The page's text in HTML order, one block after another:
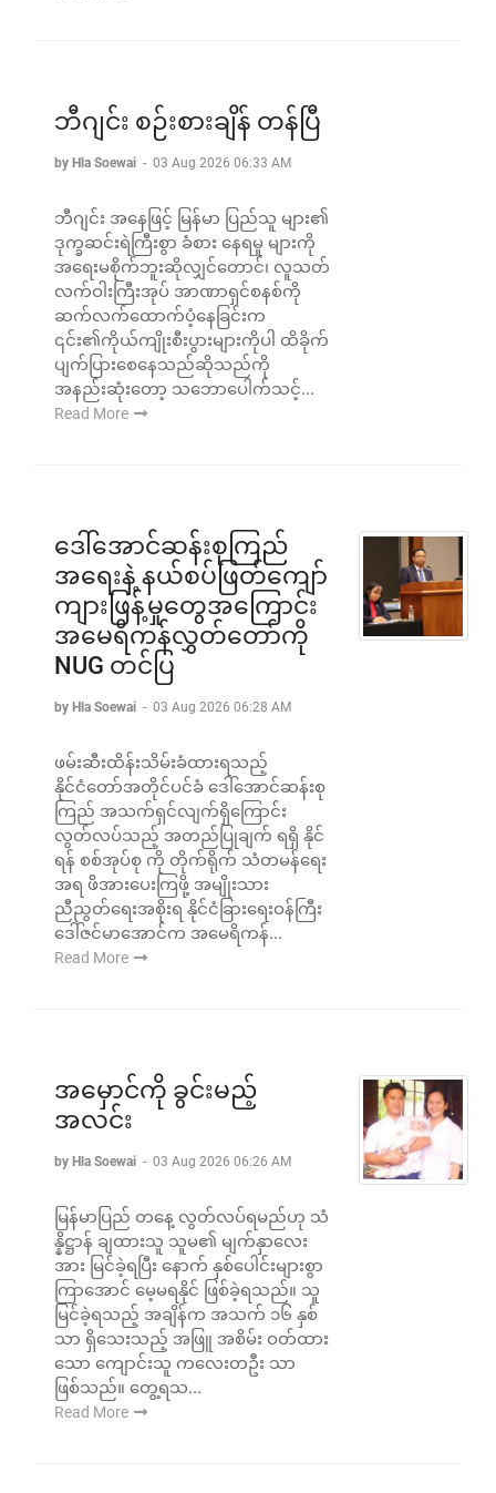
ဘီဂျင်း စဉ်းစားချိန် တန်ပြီ
by Hla Soewai - 03 Aug 2026 06:33 AM
ဘီဂျင်း အနေဖြင့် မြန်မာ ပြည်သူ များ၏
ဒုက္ခဆင်းရဲကြီးစွာ ခံစား နေရမှု များကို
အရေးမစိုက်ဘူးဆိုလျှင်တောင်၊ လူသတ်
လက်ဝါးကြီးအုပ် အာဏာရှင်စနစ်ကို
ဆက်လက်ထောက်ပံ့နေခြင်းက
၎င်း၏ကိုယ်ကျိုးစီးပွားများကိုပါ ထိခိုက်
ပျက်ပြားစေနေသည်ဆိုသည်ကို
အနည်းဆုံးတော့ သဘောပေါက်သင့်...
Read More
ဒေါ်အောင်ဆန်းစုကြည်
အရေးနဲ့ နယ်စပ်ဖြတ်ကျော်
ကျားဖြန့်မှုတွေအကြောင်း
အမေရိကန်လွှတ်တော်ကို
NUG တင်ပြ
by Hla Soewai - 03 Aug 2026 06:28 AM
ဖမ်းဆီးထိန်းသိမ်းခံထားရသည့်
နိုင်ငံတော်အတိုင်ပင်ခံ ဒေါ်အောင်ဆန်းစု
ကြည် အသက်ရှင်လျက်ရှိကြောင်း
လွတ်လပ်သည့် အတည်ပြုချက် ရရှိ နိုင်
ရန် စစ်အုပ်စု ကို တိုက်ရိုက် သံတမန်ရေး
အရ ဖိအားပေးကြဖို့ အမျိုးသား
ညီညွတ်ရေးအစိုးရ နိုင်ငံခြားရေးဝန်ကြီး
ဒေါ်ဇင်မာအောင်က အမေရိကန်...
Read More
အမှောင်ကို ခွင်းမည့်
အလင်း
by Hla Soewai - 03 Aug 2026 06:26 AM
မြန်မာပြည် တနေ့ လွတ်လပ်ရမည်ဟု သံ
န္နိဋ္ဌာန် ချထားသူ သူမ၏ မျက်နှာလေး
အား မြင်ခဲ့ရပြီး နောက် နှစ်ပေါင်းများစွာ
ကြာအောင် မေ့မရနိုင် ဖြစ်ခဲ့ရသည်။ သူ
မြင်ခဲ့ရသည့် အချိန်က အသက် ၁၆ နှစ်
သာ ရှိသေးသည့် အဖြူ အစိမ်း ဝတ်ထား
သော ကျောင်းသူ ကလေးတဦး သာ
ဖြစ်သည်။ တွေ့ရသ...
Read More